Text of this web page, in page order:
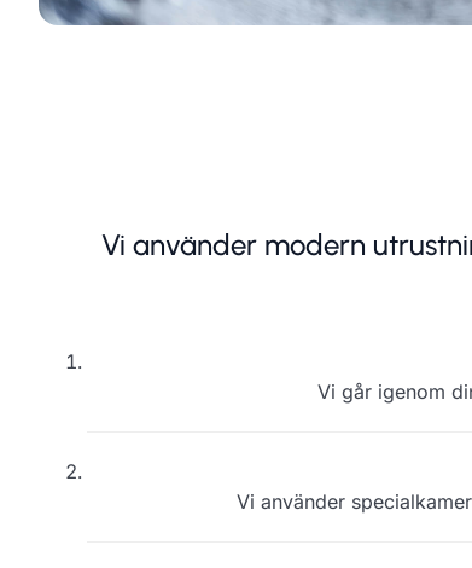
Vi använder modern
Vi går igenom
Vi använder